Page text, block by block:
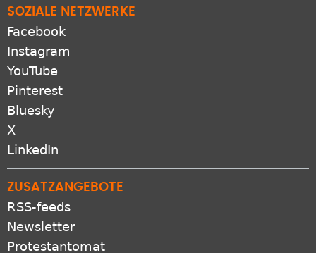
SOZIALE NETZWERKE
Facebook
Instagram
YouTube
Pinterest
Bluesky
X
LinkedIn
ZUSATZANGEBOTE
RSS-feeds
Newsletter
Protestantomat